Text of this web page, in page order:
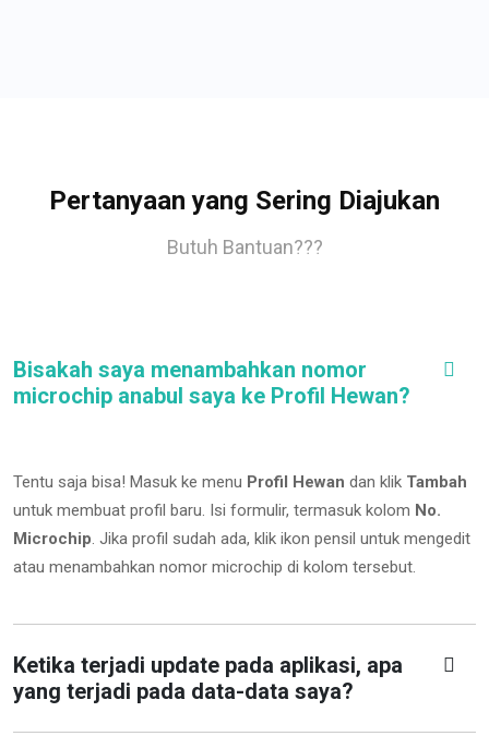
Pertanyaan yang Sering Diajukan
Butuh Bantuan???
Bisakah saya menambahkan nomor
microchip anabul saya ke Profil Hewan?
Tentu saja bisa! Masuk ke menu Profil Hewan dan klik Tambah
untuk membuat profil baru. Isi formulir, termasuk kolom No.
Microchip. Jika profil sudah ada, klik ikon pensil untuk mengedit
atau menambahkan nomor microchip di kolom tersebut.
Ketika terjadi update pada aplikasi, apa
yang terjadi pada data-data saya?